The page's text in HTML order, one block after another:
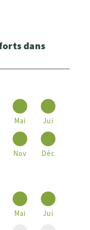
dans
Mai Jui
Nov Déc
Mai Jui